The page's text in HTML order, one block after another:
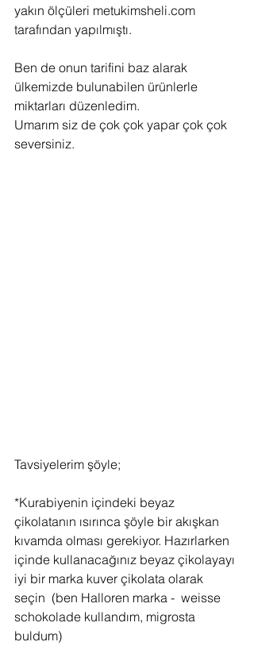
yakın ölçüleri metukimsheli.com
tarafından yapılmıştı.
Ben de onun tarifini baz alarak
ülkemizde bulunabilen ürünlerle
miktarları düzenledim.
Umarım siz de çok çok yapar çok çok
seversiniz.
Tavsiyelerim şöyle;
*Kurabiyenin içindeki beyaz
çikolatanın ısırınca şöyle bir akışkan
kıvamda olması gerekiyor. Hazırlarken
içinde kullanacağınız beyaz çikolayayı
iyi bir marka kuver çikolata olarak
seçin  (ben Halloren marka -  weisse
schokolade kullandım, migrosta
buldum)